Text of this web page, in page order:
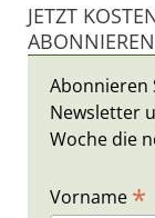
JETZT
ABONNIEREN
Abonnieren
Newsletter
Woche die
Vorname *